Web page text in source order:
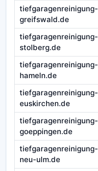
tiefgaragenreinigung-
greifswald.de
tiefgaragenreinigung-
stolberg.de
tiefgaragenreinigung-
hameln.de
tiefgaragenreinigung-
euskirchen.de
tiefgaragenreinigung-
goeppingen.de
tiefgaragenreinigung-
neu-ulm.de